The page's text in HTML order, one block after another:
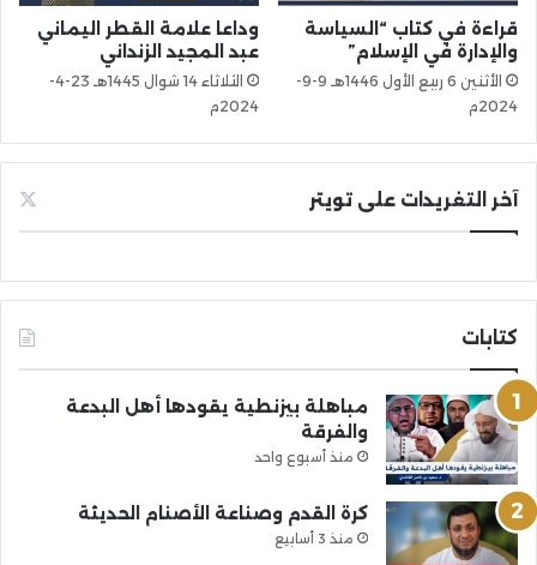
قراءة في كتاب “السياسة
والإدارة في الإسلام”
الأثنين 6 ربيع الأول 1446هـ 9-9-
2024م
وداعا علامة القطر اليماني
عبد المجيد الزنداني
الثلاثاء 14 شوال 1445هـ 23-4-
2024م
آخر التغريدات على تويتر
كتابات
مباهلة بيزنطية يقودها أهل البدعة
والفرقة
منذ أسبوع واحد
كرة القدم وصناعة الأصنام الحديثة
منذ 3 أسابيع